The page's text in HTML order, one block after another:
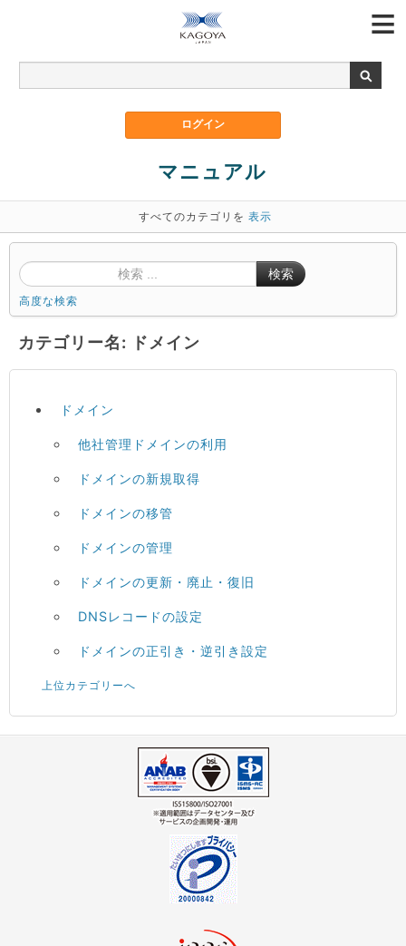
マニュアル
すべてのカテゴリを 表示
検索
高度な検索
カテゴリー名: ドメイン
ドメイン
他社管理ドメインの利用
ドメインの新規取得
ドメインの移管
ドメインの管理
ドメインの更新・廃止・復旧
DNSレコードの設定
ドメインの正引き・逆引き設定
上位カテゴリーへ